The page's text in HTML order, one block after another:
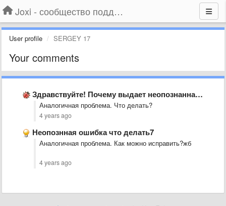
Joxi - сообщество поддержки
User profile SERGEY 17
Your comments
Здравствуйте! Почему выдает неопознанная ошибка?
Аналогичная проблема. Что делать?
4 years ago
Неопознная ошибка что делать7
Аналогичная проблема. Как можно исправить?жб
4 years ago